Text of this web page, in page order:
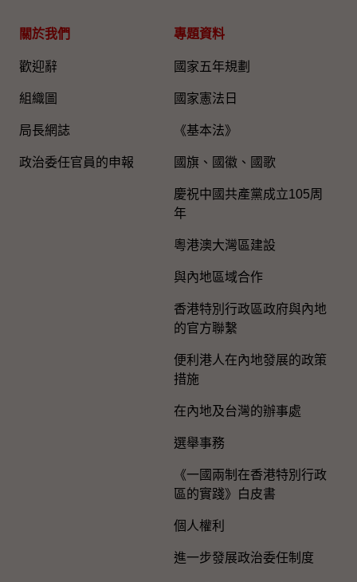
關於我們
歡迎辭
組織圖​
局長網誌
政治委任官員的申報
專題資料
國家五年規劃
國家憲法日
《基本法》
國旗、國徽、國歌
慶祝中國共產黨成立105周
年
粵港澳大灣區建設
與內地區域合作
香港特別行政區政府與內地
的官方聯繫
便利港人在內地發展的政策
措施
在內地及台灣的辦事處
選舉事務
《一國兩制在香港特別行政
區的實踐》白皮書
個人權利
進一步發展政治委任制度